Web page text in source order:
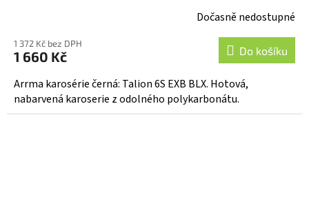
Dočasně nedostupné
1 372 Kč bez DPH
1 660 Kč Do košíku
Arrma karosérie černá: Talion 6S EXB BLX. Hotová,
nabarvená karoserie z odolného polykarbonátu.